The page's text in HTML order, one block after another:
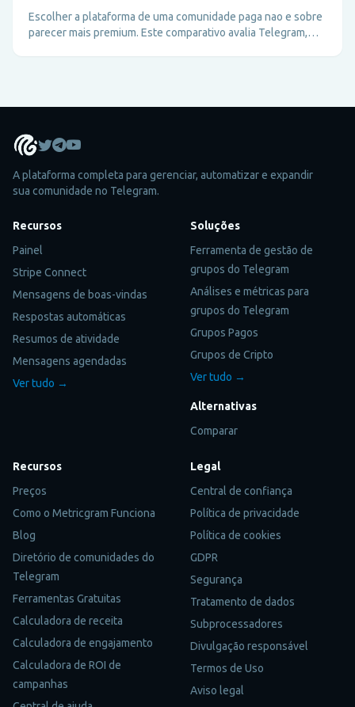
Escolher a plataforma de uma comunidade paga nao e sobre
parecer mais premium. Este comparativo avalia Telegram,
A plataforma completa para gerenciar, automatizar e expandir
sua comunidade no Telegram.
Recursos
Painel
Stripe Connect
Mensagens de boas-vindas
Respostas automáticas
Resumos de atividade
Mensagens agendadas
Ver tudo →
Soluções
Ferramenta de gestão de
grupos do Telegram
Análises e métricas para
grupos do Telegram
Grupos Pagos
Grupos de Cripto
Ver tudo →
Alternativas
Comparar
Recursos
Preços
Como o Metricgram Funciona
Blog
Diretório de comunidades do
Telegram
Ferramentas Gratuitas
Calculadora de receita
Calculadora de engajamento
Calculadora de ROI de
campanhas
Legal
Central de confiança
Política de privacidade
Política de cookies
GDPR
Segurança
Tratamento de dados
Subprocessadores
Divulgação responsável
Termos de Uso
Aviso legal